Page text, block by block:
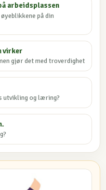
arbeidsplassen
på din
virker
gjør det med troverdighet
utvikling og læring?